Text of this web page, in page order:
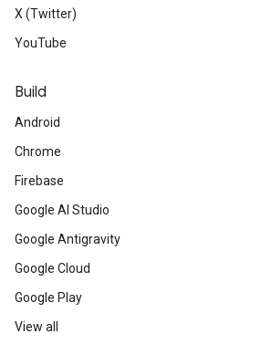
X (Twitter)
YouTube
Build
Android
Chrome
Firebase
Google AI Studio
Google Antigravity
Google Cloud
Google Play
View all